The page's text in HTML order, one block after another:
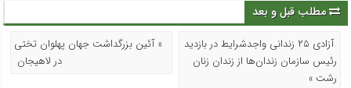
مطلب قبل و بعد
آزادی ۲۵ زندانی واجدشرایط در بازدید
رئیس سازمان زندان‌ها از زندان زنان
رشت »
« آئین بزرگداشت جهان پهلوان تختی
در لاهیجان